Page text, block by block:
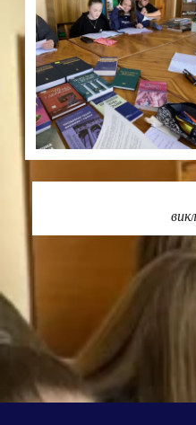
ПОШИРИТИ В МЕРЕЖАХ: